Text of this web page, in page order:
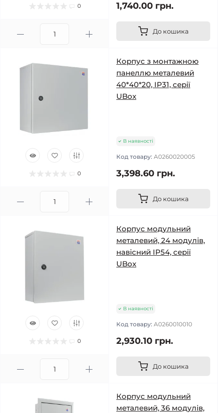
0 1,740.00 грн.
До кошика
0
Корпус з монтажною
панеллю металевий
40*40*20, IP31, серії
UBox
В наявності
Код товару: A0260020005
3,398.60 грн.
До кошика
0
Корпус модульний
металевий, 24 модулів,
навісний IP54, серії
UBox
В наявності
Код товару: A0260010010
2,930.10 грн.
До кошика
Корпус модульний
металевий, 36 модулів,